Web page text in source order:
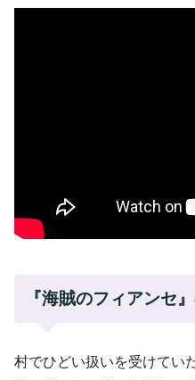
『海賊のフィアンセ
村でひどい扱いを受けてい